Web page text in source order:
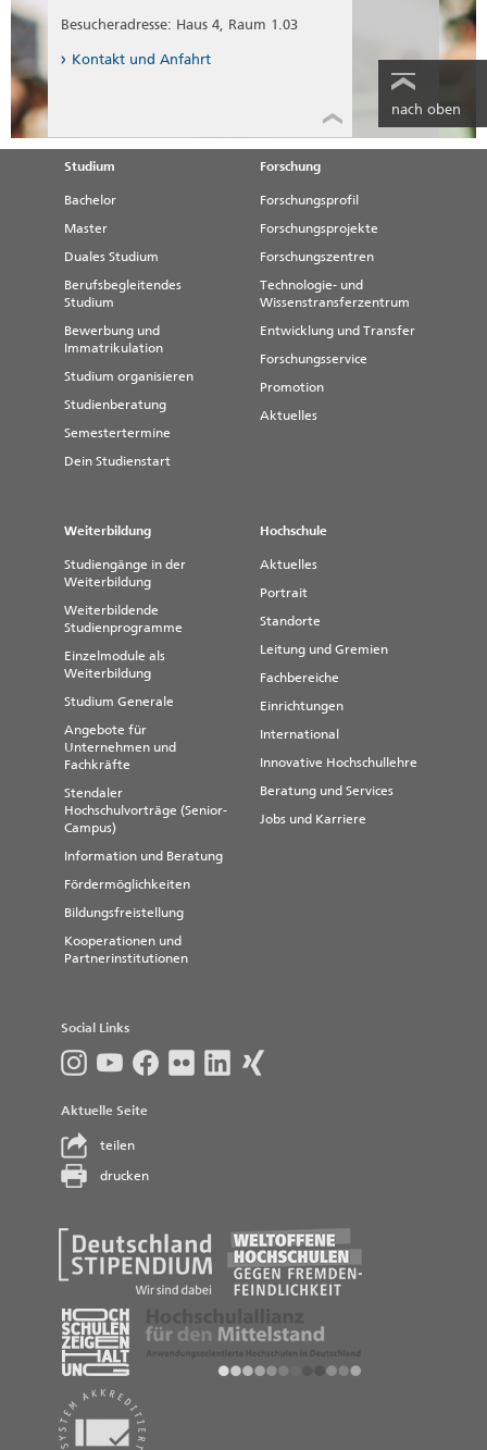
Besucheradresse: Haus 4, Raum 1.03
Kontakt und Anfahrt
nach oben
Studium
Bachelor
Master
Duales Studium
Berufsbegleitendes
Studium
Bewerbung und
Immatrikulation
Studium organisieren
Studienberatung
Semestertermine
Dein Studienstart
Forschung
Forschungsprofil
Forschungsprojekte
Forschungszentren
Technologie- und
Wissenstransferzentrum
Entwicklung und Transfer
Forschungsservice
Promotion
Aktuelles
Weiterbildung
Studiengänge in der
Weiterbildung
Weiterbildende
Studienprogramme
Einzelmodule als
Weiterbildung
Studium Generale
Angebote für
Unternehmen und
Fachkräfte
Stendaler
Hochschulvorträge (Senior-
Campus)
Information und Beratung
Fördermöglichkeiten
Bildungsfreistellung
Kooperationen und
Partnerinstitutionen
Hochschule
Aktuelles
Portrait
Standorte
Leitung und Gremien
Fachbereiche
Einrichtungen
International
Innovative Hochschullehre
Beratung und Services
Jobs und Karriere
Social Links
Aktuelle Seite
teilen
drucken